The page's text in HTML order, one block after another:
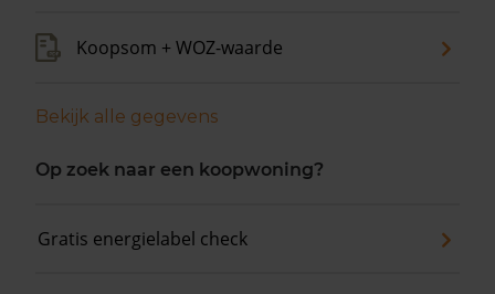
Koopsom + WOZ-waarde
Bekijk alle gegevens
Op zoek naar een koopwoning?
Gratis energielabel check